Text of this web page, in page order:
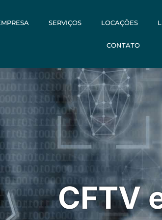
SERVIÇOS LOCAÇÕES
CONTATO
CFTV